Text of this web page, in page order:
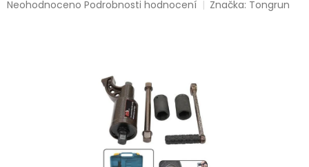
Průměrné
Neohodnoceno Podrobnosti hodnocení Značka: Tongrun